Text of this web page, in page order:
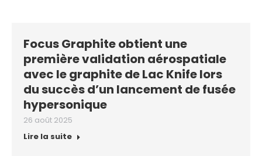
Focus Graphite obtient une
première validation aérospatiale
avec le graphite de Lac Knife lors
du succès d’un lancement de fusée
hypersonique
26 août 2025
Lire la suite